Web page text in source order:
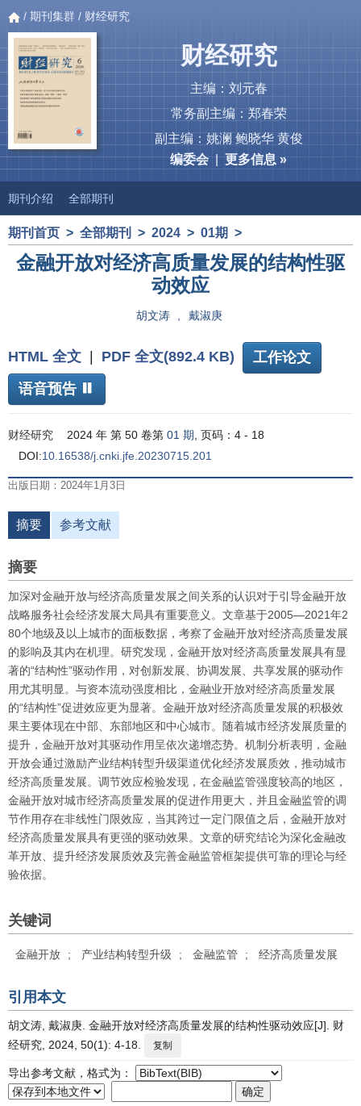
/ 期刊集群 / 财经研究
财经研究
主编：刘元春
常务副主编：郑春荣
副主编：姚澜 鲍晓华 黄俊
编委会|更多信息 »
期刊介绍 全部期刊
期刊首页 > 全部期刊 > 2024 > 01期 >
金融开放对经济高质量发展的结构性驱
动效应
胡文涛 戴淑庚
HTML 全文 PDF 全文(892.4 KB)
工作论文
语音预告
财经研究 2024 年 第 50 卷第 01 期 , 页码：4 - 18
DOI:10.16538/j.cnki.jfe.20230715.201
出版日期：2024年1月3日
摘要 参考文献
摘要
加深对金融开放与经济高质量发展之间关系的认识对于引导金融开放
战略服务社会经济发展大局具有重要意义。文章基于2005—2021年2
80个地级及以上城市的面板数据，考察了金融开放对经济高质量发展
的影响及其内在机理。研究发现，金融开放对经济高质量发展具有显
著的“结构性”驱动作用，对创新发展、协调发展、共享发展的驱动作
用尤其明显。与资本流动强度相比，金融业开放对经济高质量发展
的“结构性”促进效应更为显著。金融开放对经济高质量发展的积极效
果主要体现在中部、东部地区和中心城市。随着城市经济发展质量的
提升，金融开放对其驱动作用呈依次递增态势。机制分析表明，金融
开放会通过激励产业结构转型升级渠道优化经济发展质效，推动城市
经济高质量发展。调节效应检验发现，在金融监管强度较高的地区，
金融开放对城市经济高质量发展的促进作用更大，并且金融监管的调
节作用存在非线性门限效应，当其跨过一定门限值之后，金融开放对
经济高质量发展具有更强的驱动效果。文章的研究结论为深化金融改
革开放、提升经济发展质效及完善金融监管框架提供可靠的理论与经
验依据。
关键词
金融开放 ; 产业结构转型升级 ; 金融监管 ; 经济高质量发展
引用本文
胡文涛, 戴淑庚. 金融开放对经济高质量发展的结构性驱动效应[J]. 财
经研究, 2024, 50(1): 4-18.
复制
导出参考文献，格式为：